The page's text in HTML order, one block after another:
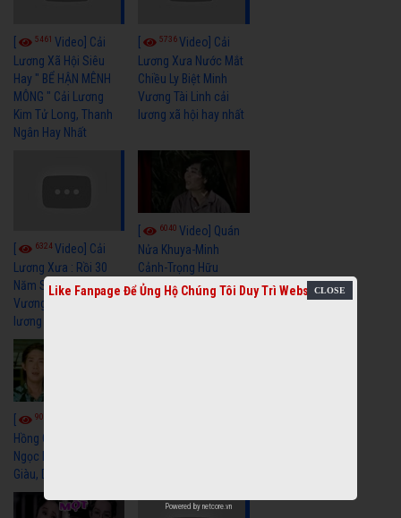
5461 Video] Cải
Lương Xã Hội Siêu
Hay " BỂ HẬN MÊNH
MÔNG " Cải Lương
Kim Tử Long, Thanh
Ngân Hay Nhất
5736Video] Cải
Lương Xưa Nước Mắt
Chiều Ly Biệt Minh
Vương Tài Linh cải
lương xã hội hay nhất
6324Video] Cải
Lương Xưa : Rồi 30
Năm Sau - Minh
Vương Lệ Thủy | cải
lương xã hội hay nhất
6040Video] Quán
Nửa Khuya-Minh
Cảnh-Trọng Hữu
9058
Hồng Cài Áo - Vũ Linh,
Ngọc Huyền, Ngọc
Giàu, Diệp Lang
Like Fanpage Để Ủng Hộ Chúng Tôi Duy Trì Website
Powered by netcore.vn